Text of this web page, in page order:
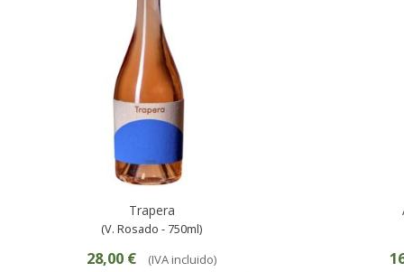
Trapera
(V. Rosado - 750ml)
28,00 € (IVA incluido)